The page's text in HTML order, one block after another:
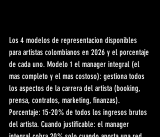
Los 4 modelos de representacion disponibles
para artistas colombianos en 2026 y el porcentaje
de cada uno. Modelo 1 el manager integral (el
mas completo y el mas costoso): gestiona todos
los aspectos de la carrera del artista (booking,
prensa, contratos, marketing, finanzas).
Porcentaje: 15-20% de todos los ingresos brutos
del artista. Cuando justificable: el manager